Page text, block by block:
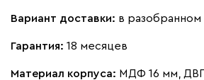
Вариант доставки: в разобранном
Гарантия: 18 месяцев
Материал корпуса: МДФ 16 мм,